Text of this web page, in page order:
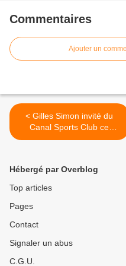
Commentaires
Ajouter un
< Gilles Simon invité du
Canal Sports Club ce
samedi sur CANAL+
Hébergé par Overblog
Top articles
Pages
Contact
Signaler un abus
C.G.U.